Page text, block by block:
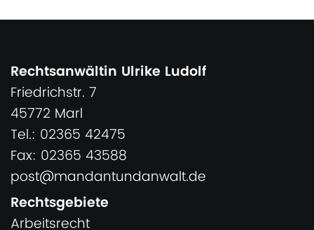
Rechtsanwältin Ulrike Ludolf
Friedrichstr. 7
45772 Marl
Tel.: 02365 42475
Fax: 02365 43588
post@mandantundanwalt.de
Rechtsgebiete
Arbeitsrecht